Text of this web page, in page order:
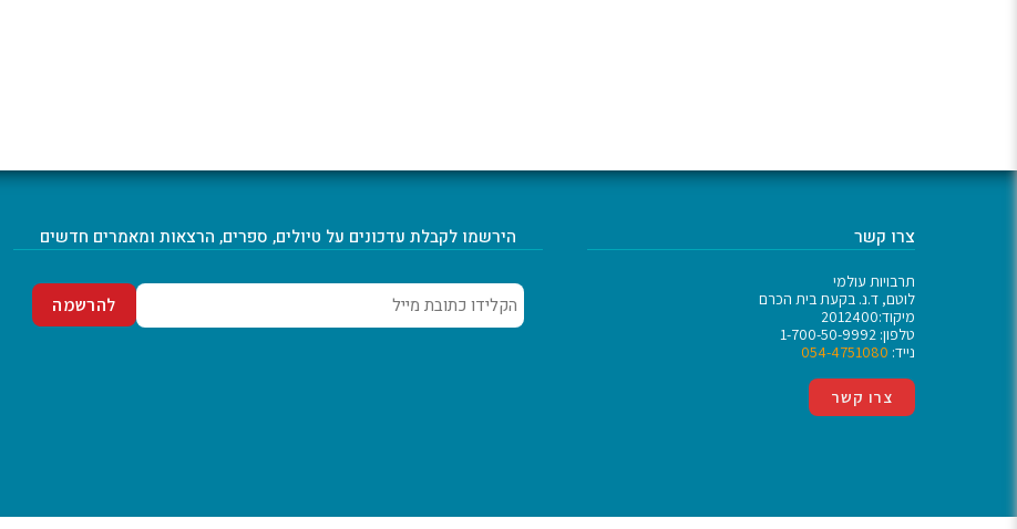
צרו קשר
תרבויות עולמי
לוטם, ד.נ. בקעת בית הכרם
מיקוד:2012400
טלפון: 1-700-50-9992
נייד: 054-4751080
צרו קשר
הירשמו לקבלת עדכונים על טיולים, ספרים, הרצאות ומאמרים חדשים